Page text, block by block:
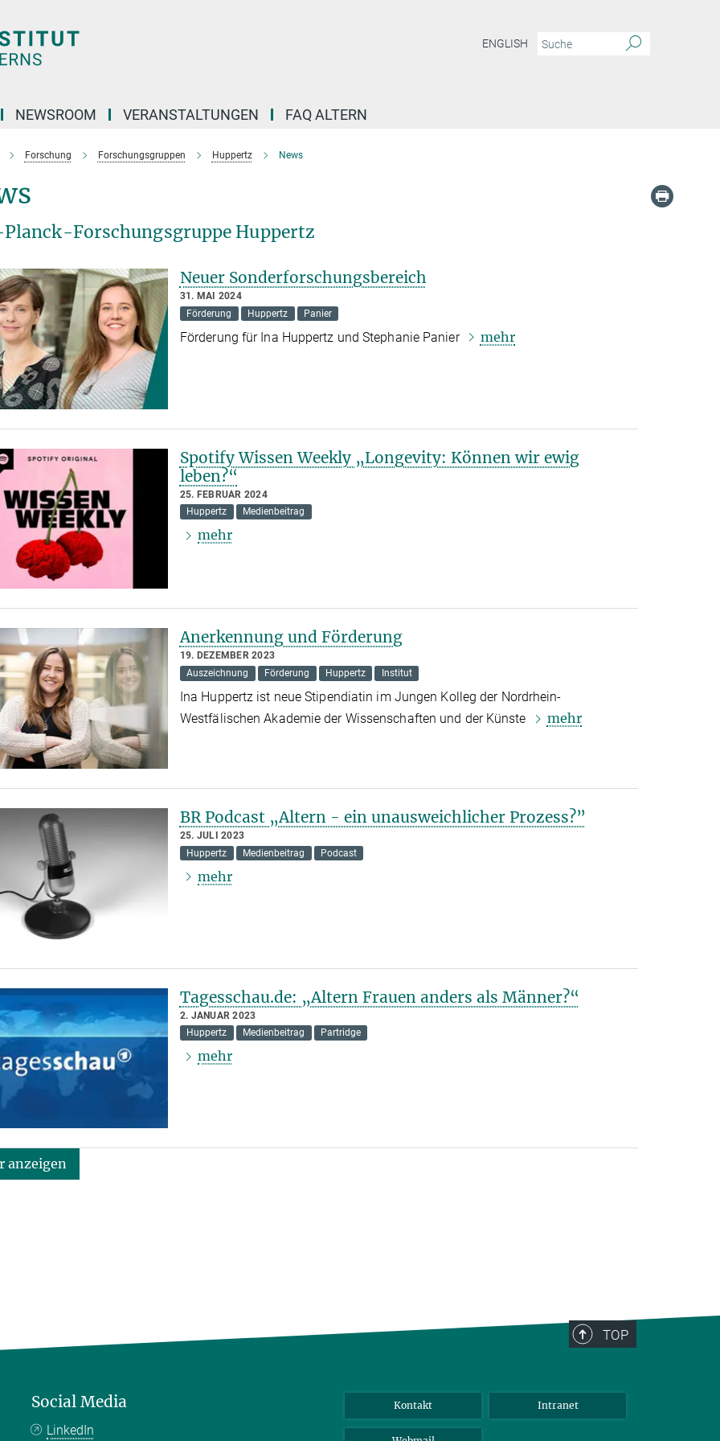
ENGLISH
NEWSROOM VERANSTALTUNGEN FAQ ALTERN
Forschung Forschungsgruppen Huppertz News
Forschungsgruppe Huppertz
Neuer Sonderforschungsbereich
31. MAI 2024
Förderung
Huppertz Panier
Förderung für Ina Huppertz und Stephanie Panier mehr
Spotify Wissen Weekly „Longevity: Können wir ewig
leben?“
25. FEBRUAR 2024
Huppertz
Medienbeitrag
mehr
Anerkennung und Förderung
19. DEZEMBER 2023
Auszeichnung
Förderung Huppertz Institut
Ina Huppertz ist neue Stipendiatin im Jungen Kolleg der Nordrhein-
Westfälischen Akademie der Wissenschaften und der Künste
mehr
BR Podcast „Altern - ein unausweichlicher Prozess?”
25. JULI 2023
Huppertz
Medienbeitrag Podcast
mehr
Tagesschau.de: „Altern Frauen anders als Männer?“
2. JANUAR 2023
Huppertz
Medienbeitrag Partridge
mehr
anzeigen
TOP
Social Media
LinkedIn
Kontakt Intranet